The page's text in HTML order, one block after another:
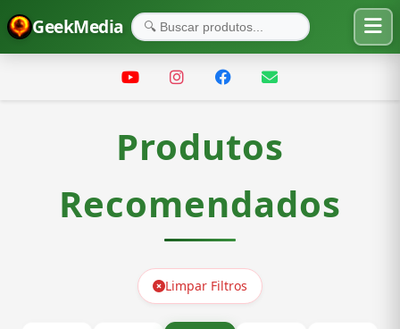
GeekMedia
Produtos
Recomendados
Limpar Filtros